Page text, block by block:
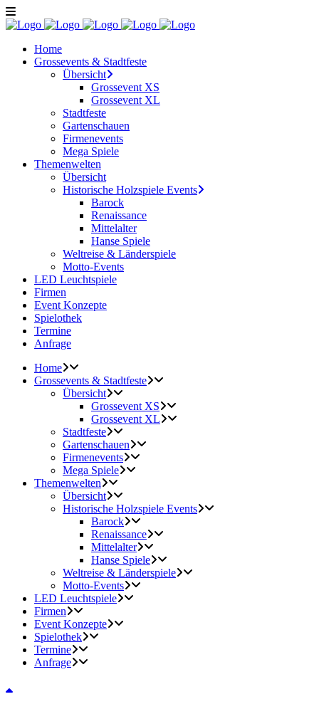
Home
Grossevents & Stadtfeste
Übersicht
Grossevent XS
Grossevent XL
Stadtfeste
Gartenschauen
Firmenevents
Mega Spiele
Themenwelten
Übersicht
Historische Holzspiele Events
Barock
Renaissance
Mittelalter
Hanse Spiele
Weltreise & Länderspiele
Motto-Events
LED Leuchtspiele
Firmen
Event Konzepte
Spielothek
Termine
Anfrage
Home
Grossevents & Stadtfeste
Übersicht
Grossevent XS
Grossevent XL
Stadtfeste
Gartenschauen
Firmenevents
Mega Spiele
Themenwelten
Übersicht
Historische Holzspiele Events
Barock
Renaissance
Mittelalter
Hanse Spiele
Weltreise & Länderspiele
Motto-Events
LED Leuchtspiele
Firmen
Event Konzepte
Spielothek
Termine
Anfrage